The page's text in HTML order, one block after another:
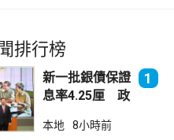
排行榜
新一批銀債保證
息率4.25厘 政
吸引力
1
本地 8小時前